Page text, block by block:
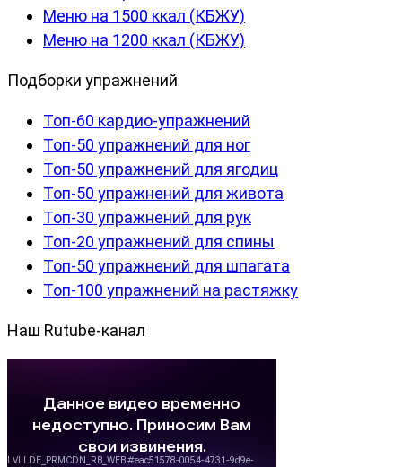
Меню на 1500 ккал (КБЖУ)
Меню на 1200 ккал (КБЖУ)
Подборки упражнений
Топ-60 кардио-упражнений
Топ-50 упражнений для ног
Топ-50 упражнений для ягодиц
Топ-50 упражнений для живота
Топ-30 упражнений для рук
Топ-20 упражнений для спины
Топ-50 упражнений для шпагата
Топ-100 упражнений на растяжку
Наш Rutube-канал